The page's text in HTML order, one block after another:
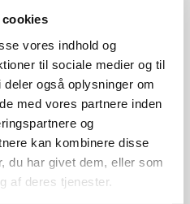
cookies
vores indhold og
til sociale medier og til
også oplysninger om
med vores partnere inden
og
kan kombinere disse
du har givet dem, eller som
af deres tjenester.